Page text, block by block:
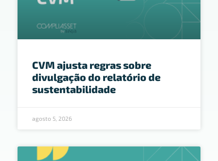
CVM ajusta regras sobre
divulgação do relatório de
sustentabilidade
agosto 5, 2026